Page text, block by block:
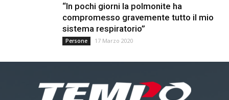
“In pochi giorni la polmonite ha
compromesso gravemente tutto il mio
sistema respiratorio”
Persone 17 Marzo 2020